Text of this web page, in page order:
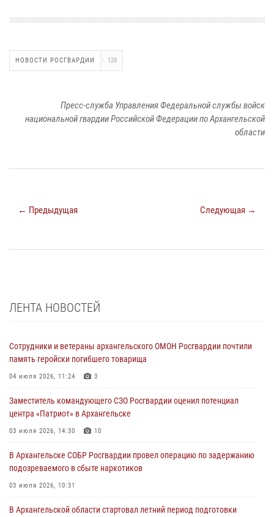
НОВОСТИ РОСГВАРДИИ 129
Пресс-служба Управления Федеральной службы войск
национальной гвардии Российской Федерации по Архангельской
области
← Предыдущая Следующая →
ЛЕНТА НОВОСТЕЙ
Сотрудники и ветераны архангельского ОМОН Росгвардии почтили
память геройски погибшего товарища
04 июля 2026, 11:24 3
Заместитель командующего СЗО Росгвардии оценил потенциал
центра «Патриот» в Архангельске
03 июля 2026, 14:30 10
В Архангельске СОБР Росгвардии провел операцию по задержанию
подозреваемого в сбыте наркотиков
03 июля 2026, 10:31
В Архангельской области стартовал летний период подготовки